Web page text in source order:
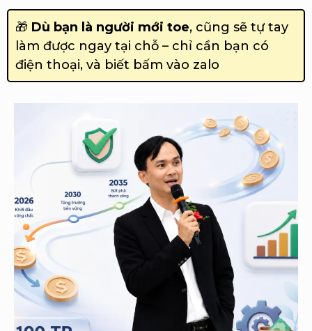
🎁 Dù bạn là người mới toe, cũng sẽ tự tay
làm được ngay tại chỗ – chỉ cần bạn có
điện thoại, và biết bấm vào zalo